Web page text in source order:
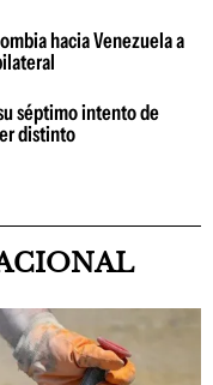
hacia Venezuela a
séptimo intento de
distinto